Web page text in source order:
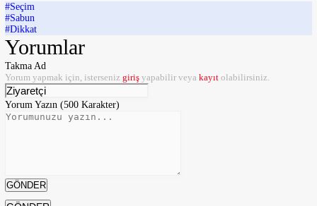
#Seçim
#Sabun
#Dikkat
Yorumlar
Takma Ad
Yorum yapmak için, isterseniz giriş yapabilir veya kayıt olabilirsiniz.
Yorum Yazın (500 Karakter)
GÖNDER